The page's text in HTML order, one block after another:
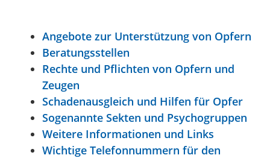
Angebote zur Unterstützung von Opfern
Beratungsstellen
Rechte und Pflichten von Opfern und
Zeugen
Schadenausgleich und Hilfen für Opfer
Sogenannte Sekten und Psychogruppen
Weitere Informationen und Links
Wichtige Telefonnummern für den